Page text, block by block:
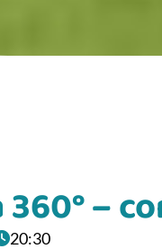
–
20:30